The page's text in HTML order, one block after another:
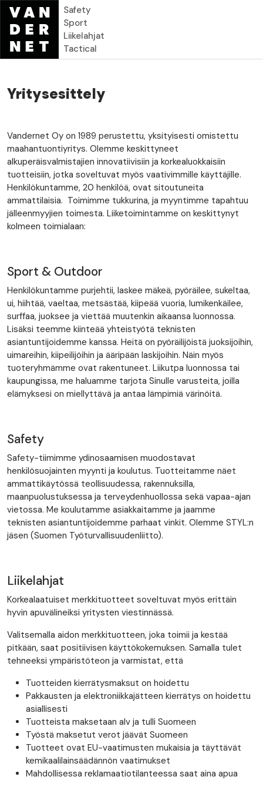
Hyppää pääsisältöön
Safety
Sport
Liikelahjat
Tactical
Yritysesittely
Vandernet Oy on 1989 perustettu, yksityisesti omistettu
maahantuontiyritys. Olemme keskittyneet
alkuperäisvalmistajien innovatiivisiin ja korkealuokkaisiin
tuotteisiin, jotka soveltuvat myös vaativimmille käyttäjille.
Henkilökuntamme, 20 henkilöä, ovat sitoutuneita
ammattilaisia. Toimimme tukkurina, ja myyntimme tapahtuu
jälleenmyyjien toimesta. Liiketoimintamme on keskittynyt
kolmeen toimialaan:
Sport & Outdoor
Henkilökuntamme purjehtii, laskee mäkeä, pyöräilee, sukeltaa,
ui, hiihtää, vaeltaa, metsästää, kiipeää vuoria, lumikenkäilee,
surffaa, juoksee ja viettää muutenkin aikaansa luonnossa.
Lisäksi teemme kiinteää yhteistyötä teknisten
asiantuntijoidemme kanssa. Heitä on pyöräilijöistä juoksijoihin,
uimareihin, kiipeilijöihin ja ääripään laskijoihin. Näin myös
tuoteryhmämme ovat rakentuneet. Liikutpa luonnossa tai
kaupungissa, me haluamme tarjota Sinulle varusteita, joilla
elämyksesi on miellyttävä ja antaa lämpimiä värinöitä.
Safety
Safety-tiimimme ydinosaamisen muodostavat
henkilösuojainten myynti ja koulutus. Tuotteitamme näet
ammattikäytössä teollisuudessa, rakennuksilla,
maanpuolustuksessa ja terveydenhuollossa sekä vapaa-ajan
vietossa. Me koulutamme asiakkaitamme ja jaamme
teknisten asiantuntijoidemme parhaat vinkit. Olemme STYL:n
jäsen (Suomen Työturvallisuudenliitto).
Liikelahjat
Korkealaatuiset merkkituotteet soveltuvat myös erittäin
hyvin apuvälineiksi yritysten viestinnässä.
Valitsemalla aidon merkkituotteen, joka toimii ja kestää
pitkään, saat positiivisen käyttökokemuksen. Samalla tulet
tehneeksi ympäristöteon ja varmistat, että
Tuotteiden kierrätysmaksut on hoidettu
Pakkausten ja elektroniikkajätteen kierrätys on hoidettu
asiallisesti
Tuotteista maksetaan alv ja tulli Suomeen
Työstä maksetut verot jäävät Suomeen
Tuotteet ovat EU-vaatimusten mukaisia ja täyttävät
kemikaalilainsäädännön vaatimukset
Mahdollisessa reklamaatiotilanteessa saat aina apua